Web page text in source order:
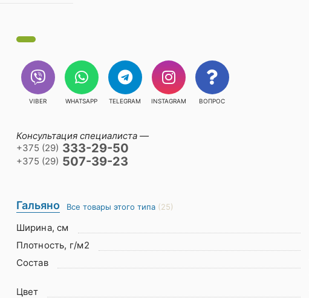
VIBER WHATSAPP TELEGRAM INSTAGRAM ВОПРОС
Консультация специалиста —
+375 (29) 333-29-50
+375 (29) 507-39-23
Гальяно Все товары этого типа (25)
Ширина, см
Плотность, г/м2
Состав
Цвет